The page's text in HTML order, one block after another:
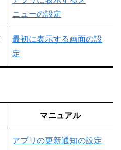
ニューの設定
最初に表示する画面の設
定
マニュアル
アプリの更新通知の設定